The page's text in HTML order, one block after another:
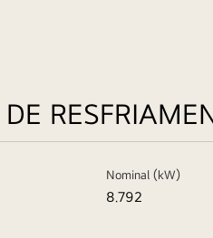
Nominal (kW)
8.792